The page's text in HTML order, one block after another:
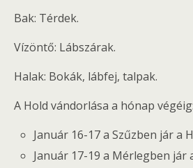
Bak: Térdek.
Vízöntő: Lábszárak.
Halak: Bokák, lábfej, talpak.
A Hold vándorlása a hónap végéig:
Január 16-17 a Szűzben jár a
Január 17-19 a Mérlegben jár